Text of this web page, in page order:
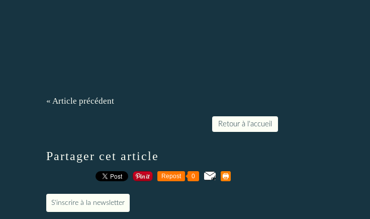
« Article précédent
Retour à l'accueil
Partager cet article
Repost 0
S'inscrire à la newsletter